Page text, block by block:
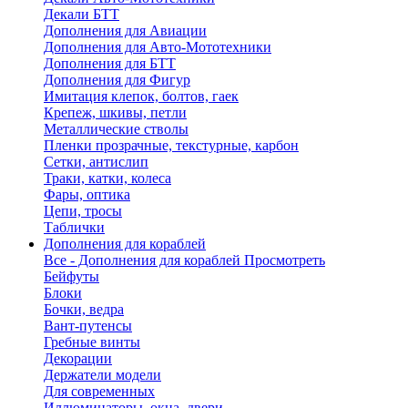
Декали БТТ
Дополнения для Авиации
Дополнения для Авто-Мототехники
Дополнения для БТТ
Дополнения для Фигур
Имитация клепок, болтов, гаек
Крепеж, шкивы, петли
Металлические стволы
Пленки прозрачные, текстурные, карбон
Сетки, антислип
Траки, катки, колеса
Фары, оптика
Цепи, тросы
Таблички
Дополнения для кораблей
Все - Дополнения для кораблей Просмотреть
Бейфуты
Блоки
Бочки, ведра
Вант-путенсы
Гребные винты
Декорации
Держатели модели
Для современных